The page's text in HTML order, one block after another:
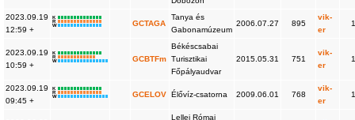
2023.09.19
12:59 +
K
R
W
GCTAGA
Tanya és
Gabonamúzeum
2006.07.27 895
vik-
er
2023.09.19
10:59 +
K
R
W
GCBTFm
Békéscsabai
Turisztikai
Főpályaudvar
2015.05.31 751
vik-
er
2023.09.19
09:45 +
K
R
W
GCELOV Élővíz-csatorna 2009.06.01 768
vik-
er
Lellei Római